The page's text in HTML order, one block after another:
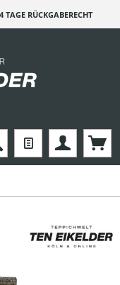
TAGE RÜCKGABERECHT